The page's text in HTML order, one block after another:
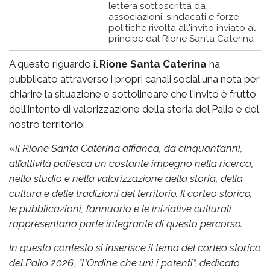
lettera sottoscritta da
associazioni, sindacati e forze
politiche rivolta all'invito inviato al
principe dal Rione Santa Caterina
A questo riguardo il Rione Santa Caterina ha
pubblicato attraverso i propri canali social una nota per
chiarire la situazione e sottolineare che l'invito è frutto
dell'intento di valorizzazione della storia del Palio e del
nostro territorio:
«Il Rione Santa Caterina affianca, da cinquant’anni,
all’attività paliesca un costante impegno nella ricerca,
nello studio e nella valorizzazione della storia, della
cultura e delle tradizioni del territorio. Il corteo storico,
le pubblicazioni, l’annuario e le iniziative culturali
rappresentano parte integrante di questo percorso.
In questo contesto si inserisce il tema del corteo storico
del Palio 2026, “L’Ordine che unì i potenti”, dedicato